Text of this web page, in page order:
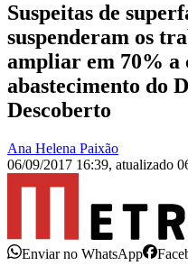
Suspeitas de
suspenderam os
ampliar em 70% a
abastecimento do
Descoberto
Ana Helena Paixão
06/09/2017 16:39, atualizado
Enviar no WhatsApp